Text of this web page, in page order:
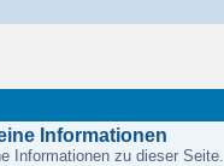
Informationen
Informationen zu dieser Seite.